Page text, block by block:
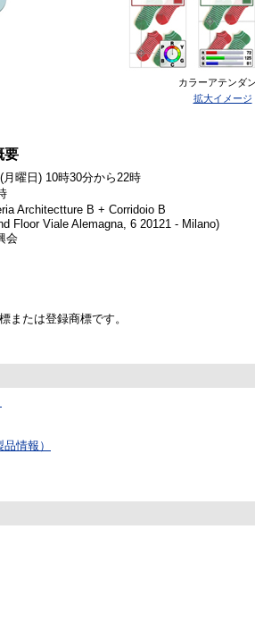
カラーアテンダ
拡大イメージ
要
曜日) 10時30分から22時
Architectture B + Corridoio B
Floor Viale Alemagna, 6 20121 - Milano)
会
または登録商標です。
情報）